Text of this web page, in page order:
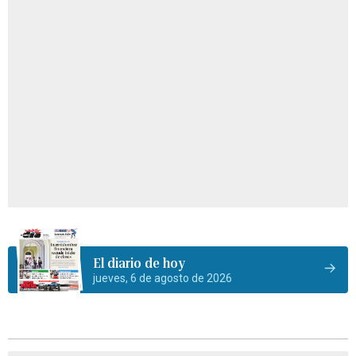
El diario de hoy
jueves, 6 de agosto de 2026